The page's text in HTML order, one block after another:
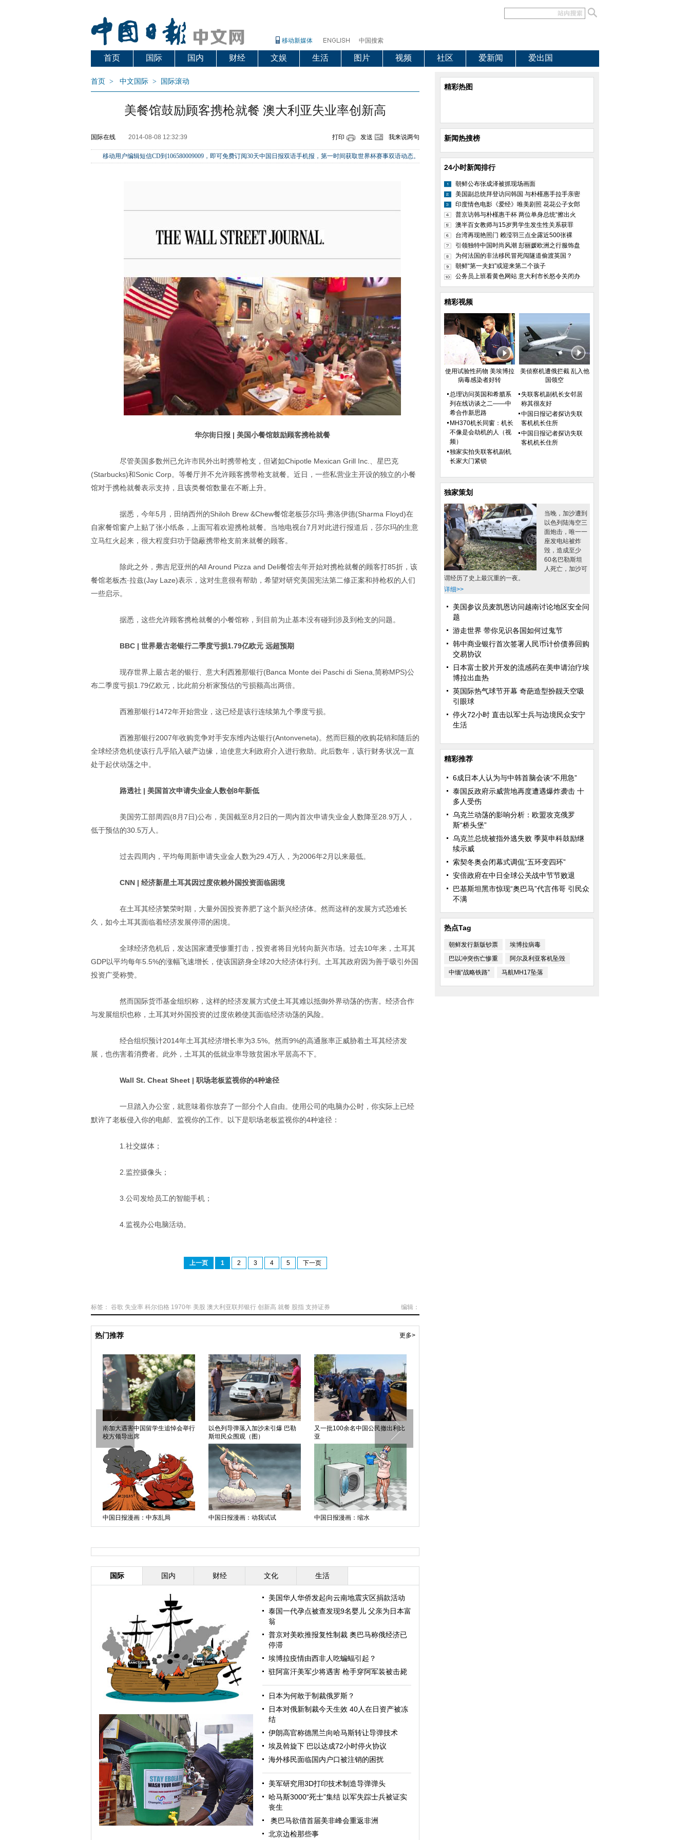
移动新媒体 中国搜索
首页 国际 国内 财经 文娱 生活 图片 视频 社区 爱新闻 爱出国
首页 > 中文国际 > 国际滚动
美餐馆鼓励顾客携枪就餐 澳大利亚失业率创新高
国际在线 2014-08-08 12:32:39 打印 发送 我来说两句
移动用户编辑短信CD到106580009009，即可免费订阅30天中国日报双语手机报，第一时间获取世界杯赛事双语动态。
华尔街日报 | 美国小餐馆鼓励顾客携枪就餐
尽管美国多数州已允许市民外出时携带枪支，但诸如Chipotle Mexican Grill Inc.、星巴克
(Starbucks)和Sonic Corp。等餐厅并不允许顾客携带枪支就餐。近日，一些私营业主开设的独立的小餐
馆对于携枪就餐表示支持，且该类餐馆数量在不断上升。
据悉，今年5月，田纳西州的Shiloh Brew &Chew餐馆老板莎尔玛·弗洛伊德(Sharma Floyd)在
自家餐馆窗户上贴了张小纸条，上面写着欢迎携枪就餐。当地电视台7月对此进行报道后，莎尔玛的生意
立马红火起来，很大程度归功于隐蔽携带枪支前来就餐的顾客。
除此之外，弗吉尼亚州的All Around Pizza and Deli餐馆去年开始对携枪就餐的顾客打85折，该
餐馆老板杰·拉兹(Jay Laze)表示，这对生意很有帮助，希望对研究美国宪法第二修正案和持枪权的人们
一些启示。
据悉，这些允许顾客携枪就餐的小餐馆称，到目前为止基本没有碰到涉及到枪支的问题。
BBC | 世界最古老银行二季度亏损1.79亿欧元 远超预期
现存世界上最古老的银行、意大利西雅那银行(Banca Monte dei Paschi di Siena,简称MPS)公
布二季度亏损1.79亿欧元，比此前分析家预估的亏损额高出两倍。
西雅那银行1472年开始营业，这已经是该行连续第九个季度亏损。
西雅那银行2007年收购竞争对手安东维内达银行(Antonveneta)。然而巨额的收购花销和随后的
全球经济危机使该行几乎陷入破产边缘，迫使意大利政府介入进行救助。此后数年，该行财务状况一直
处于起伏动荡之中。
路透社 | 美国首次申请失业金人数创8年新低
美国劳工部周四(8月7日)公布，美国截至8月2日的一周内首次申请失业金人数降至28.9万人，
低于预估的30.5万人。
过去四周内，平均每周新申请失业金人数为29.4万人，为2006年2月以来最低。
CNN | 经济新星土耳其因过度依赖外国投资面临困境
在土耳其经济繁荣时期，大量外国投资养肥了这个新兴经济体。然而这样的发展方式恐难长
久，如今土耳其面临着经济发展停滞的困境。
全球经济危机后，发达国家遭受惨重打击，投资者将目光转向新兴市场。过去10年来，土耳其
GDP以平均每年5.5%的涨幅飞速增长，使该国跻身全球20大经济体行列。土耳其政府因为善于吸引外国
投资广受称赞。
然而国际货币基金组织称，这样的经济发展方式使土耳其难以抵御外界动荡的伤害。经济合作
与发展组织也称，土耳其对外国投资的过度依赖使其面临经济动荡的风险。
经合组织预计2014年土耳其经济增长率为3.5%。然而9%的高通胀率正威胁着土耳其经济发
展，也伤害着消费者。此外，土耳其的低就业率导致贫困水平居高不下。
Wall St. Cheat Sheet | 职场老板监视你的4种途径
一旦踏入办公室，就意味着你放弃了一部分个人自由。使用公司的电脑办公时，你实际上已经
默许了老板侵入你的电邮、监视你的工作。以下是职场老板监视你的4种途径：
1.社交媒体；
2.监控摄像头；
3.公司发给员工的智能手机；
4.监视办公电脑活动。
上一页 1 2 3 4 5 下一页
编辑：
标签： 谷歌 失业率 科尔伯格 1970年 美股 澳大利亚联邦银行 创新高 就餐 股指 支持证券
热门推荐 更多>
南加大遇害中国留学生追悼会举行
校方领导出席
以色列导弹落入加沙未引爆 巴勒
斯坦民众围观（图）
又一批100余名中国公民撤出利比
亚
中国日报漫画：中东乱局 中国日报漫画：动我试试 中国日报漫画：缩水
国际 国内 财经 文化 生活
中国日报漫画：恶性循环
美国华人华侨发起向云南地震灾区捐款活动
泰国一代孕点被查发现9名婴儿 父亲为日本富
翁
普京对美欧推报复性制裁 奥巴马称俄经济已
停滞
埃博拉疫情由西非人吃蝙蝠引起？
驻阿富汗美军少将遇害 枪手穿阿军装被击毙
日本为何敢于制裁俄罗斯？
日本对俄新制裁今天生效 40人在日资产被冻
结
伊朗高官称德黑兰向哈马斯转让导弹技术
埃及斡旋下 巴以达成72小时停火协议
海外移民面临国内户口被注销的困扰
美军研究用3D打印技术制造导弹弹头
哈马斯3000“死士”集结 以军失踪士兵被证实
丧生
奥巴马欲借首届美非峰会重返非洲
北京边检那些事
精彩热图
新闻热搜榜
24小时新闻排行
朝鲜公布张成泽被抓现场画面
美国副总统拜登访问韩国 与朴槿惠手拉手亲密
印度情色电影《爱经》唯美剧照 花花公子女郎
普京访韩与朴槿惠干杯 两位单身总统“擦出火
澳半百女教师与15岁男学生发生性关系获罪
台湾再现艳照门 赖滢羽三点全露近500张裸
引领独特中国时尚风潮 彭丽媛欧洲之行服饰盘
为何法国的非法移民冒死闯隧道偷渡英国？
朝鲜“第一夫妇”或迎来第二个孩子
公务员上班看黄色网站 意大利市长怒令关闭办
精彩视频
使用试验性药物 美埃博拉
病毒感染者好转
美侦察机遭俄拦截 乱入他
国领空
总理访问英国和希腊系
列在线访谈之二——中
希合作新思路
MH370机长同窗：机长
不像是会劫机的人（视
频）
独家实拍失联客机副机
长家大门紧锁
失联客机副机长女邻居
称其很友好
中国日报记者探访失联
客机机长住所
中国日报记者探访失联
客机机长住所
独家策划
当晚，加沙遭到
以色列陆海空三
面炮击，唯一一
座发电站被炸
毁，造成至少
60名巴勒斯坦
人死亡，加沙可
谓经历了史上最沉重的一夜。
详细>>
美国参议员麦凯恩访问越南讨论地区安全问
题
游走世界 带你见识各国如何过鬼节
韩中商业银行首次签署人民币计价债券回购
交易协议
日本富士胶片开发的流感药在美申请治疗埃
博拉出血热
英国际热气球节开幕 奇葩造型扮靓天空吸
引眼球
停火72小时 直击以军士兵与边境民众安宁
生活
精彩推荐
6成日本人认为与中韩首脑会谈“不用急”
泰国反政府示威营地再度遭遇爆炸袭击 十
多人受伤
乌克兰动荡的影响分析：欧盟攻克俄罗
斯“桥头堡”
乌克兰总统被指外逃失败 季莫申科鼓励继
续示威
索契冬奥会闭幕式调侃“五环变四环”
安倍政府在中日全球公关战中节节败退
巴基斯坦黑市惊现“奥巴马”代言伟哥 引民众
不满
热点Tag
朝鲜发行新版钞票
埃博拉病毒
巴以冲突伤亡惨重
阿尔及利亚客机坠毁
中缅“战略铁路”
马航MH17坠落